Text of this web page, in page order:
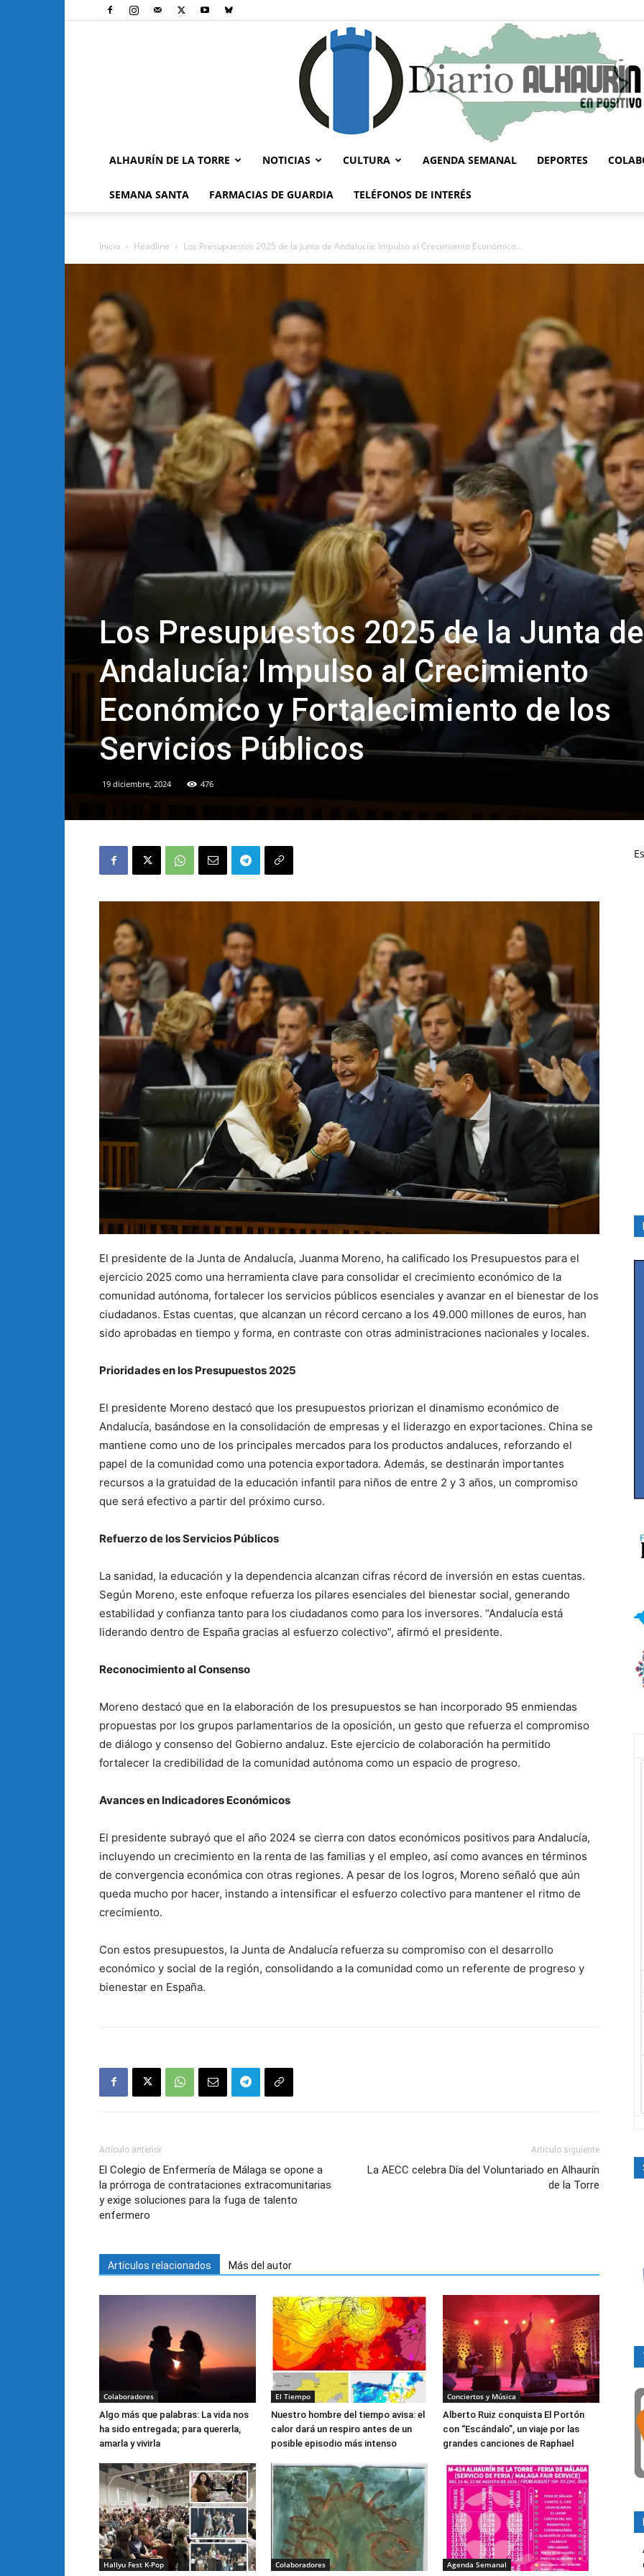
ALHAURÍN DE LA TORRE NOTICIAS CULTURA AGENDA SEMANAL DEPORTES
SEMANA SANTA FARMACIAS DE GUARDIA TELÉFONOS DE INTERÉS
Inicio Headline Los Presupuestos 2025 de la Junta de Andalucía: Impulso al Crecimiento Económico...
Los Presupuestos 2025 de la Junta de
Andalucía: Impulso al Crecimiento
Económico y Fortalecimiento de los
Servicios Públicos
19 diciembre, 2024 476
El presidente de la Junta de Andalucía, Juanma Moreno, ha calificado los Presupuestos para el
ejercicio 2025 como una herramienta clave para consolidar el crecimiento económico de la
comunidad autónoma, fortalecer los servicios públicos esenciales y avanzar en el bienestar de los
ciudadanos. Estas cuentas, que alcanzan un récord cercano a los 49.000 millones de euros, han
sido aprobadas en tiempo y forma, en contraste con otras administraciones nacionales y locales.
Prioridades en los Presupuestos 2025
El presidente Moreno destacó que los presupuestos priorizan el dinamismo económico de
Andalucía, basándose en la consolidación de empresas y el liderazgo en exportaciones. China se
mantiene como uno de los principales mercados para los productos andaluces, reforzando el
papel de la comunidad como una potencia exportadora. Además, se destinarán importantes
recursos a la gratuidad de la educación infantil para niños de entre 2 y 3 años, un compromiso
que será efectivo a partir del próximo curso.
Refuerzo de los Servicios Públicos
La sanidad, la educación y la dependencia alcanzan cifras récord de inversión en estas cuentas.
Según Moreno, este enfoque refuerza los pilares esenciales del bienestar social, generando
estabilidad y confianza tanto para los ciudadanos como para los inversores. “Andalucía está
liderando dentro de España gracias al esfuerzo colectivo”, afirmó el presidente.
Reconocimiento al Consenso
Moreno destacó que en la elaboración de los presupuestos se han incorporado 95 enmiendas
propuestas por los grupos parlamentarios de la oposición, un gesto que refuerza el compromiso
de diálogo y consenso del Gobierno andaluz. Este ejercicio de colaboración ha permitido
fortalecer la credibilidad de la comunidad autónoma como un espacio de progreso.
Avances en Indicadores Económicos
El presidente subrayó que el año 2024 se cierra con datos económicos positivos para Andalucía,
incluyendo un crecimiento en la renta de las familias y el empleo, así como avances en términos
de convergencia económica con otras regiones. A pesar de los logros, Moreno señaló que aún
queda mucho por hacer, instando a intensificar el esfuerzo colectivo para mantener el ritmo de
crecimiento.
Con estos presupuestos, la Junta de Andalucía refuerza su compromiso con el desarrollo
económico y social de la región, consolidando a la comunidad como un referente de progreso y
bienestar en España.
Artículo anterior
El Colegio de Enfermería de Málaga se opone a
la prórroga de contrataciones extracomunitarias
y exige soluciones para la fuga de talento
enfermero
Artículo siguiente
La AECC celebra Día del Voluntariado en Alhaurín
de la Torre
Artículos relacionados Más del autor
Colaboradores
Algo más que palabras: La vida nos
ha sido entregada; para quererla,
amarla y vivirla
El Tiempo
Nuestro hombre del tiempo avisa: el
calor dará un respiro antes de un
posible episodio más intenso
Conciertos y Música
Alberto Ruiz conquista El Portón
con “Escándalo”, un viaje por las
grandes canciones de Raphael
Hallyu Fest K-Pop Colaboradores Agenda Semanal